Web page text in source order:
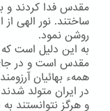
مقدس فدا كردند و
ساختند. نور الهی
روشن نمود.
به این دلیل است كه
مقدس است و در
همهء بهائیان
و هرگز نتوانستند